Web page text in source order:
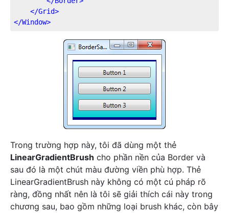
</Grid>
</Window>
Trong trường hợp này, tôi đã dùng một thẻ
LinearGradientBrush cho phần nền của Border và
sau đó là một chút màu đường viền phù hợp. Thẻ
LinearGradientBrush này không có một cú pháp rõ
ràng, đồng nhất nên là tôi sẽ giải thích cái này trong
chương sau, bao gồm những loại brush khác, còn bây